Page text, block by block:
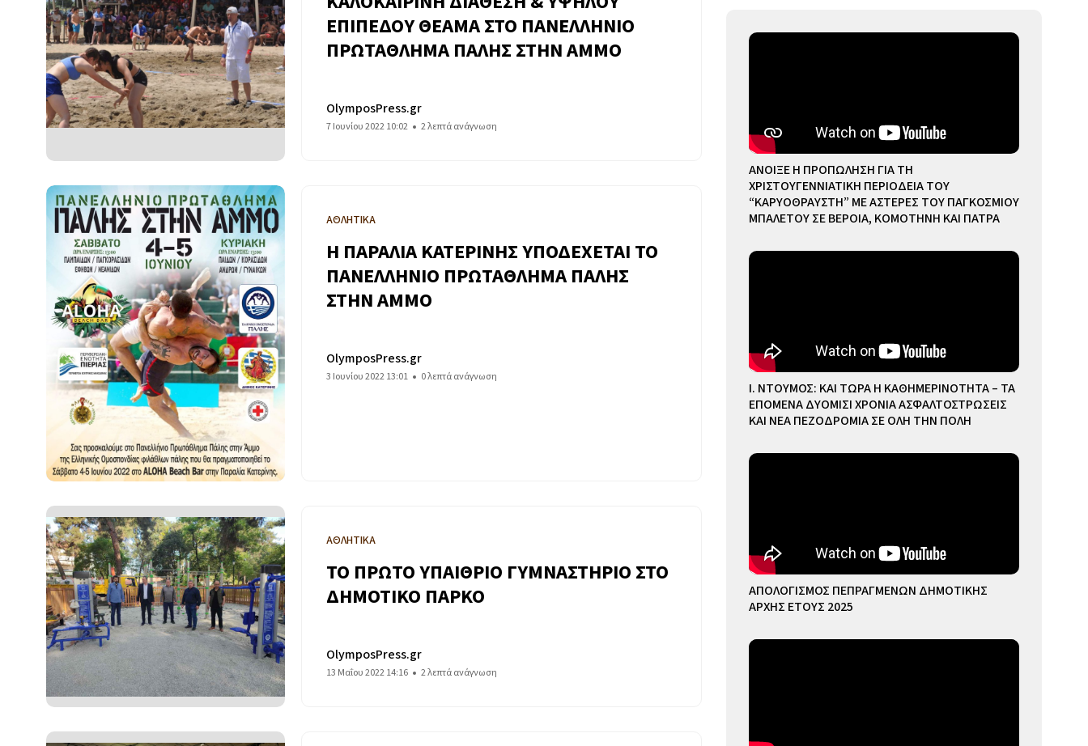
ΕΠΙΠΕΔΟΥ ΘΕΑΜΑ ΣΤΟ ΠΑΝΕΛΛΗΝΙΟ
ΠΡΩΤΑΘΛΗΜΑ ΠΑΛΗΣ ΣΤΗΝ ΑΜΜΟ
OlymposPress.gr
7 Ιουνίου 2022 10:02 2 λεπτά ανάγνωση
ΑΘΛΗΤΙΚΑ
Η ΠΑΡΑΛΙΑ ΚΑΤΕΡΙΝΗΣ ΥΠΟΔΕΧΕΤΑΙ ΤΟ
ΠΑΝΕΛΛΗΝΙΟ ΠΡΩΤΑΘΛΗΜΑ ΠΑΛΗΣ
ΣΤΗΝ ΑΜΜΟ
OlymposPress.gr
3 Ιουνίου 2022 13:01 0 λεπτά ανάγνωση
ΑΘΛΗΤΙΚΑ
ΤΟ ΠΡΩΤΟ ΥΠΑΙΘΡΙΟ ΓΥΜΝΑΣΤΗΡΙΟ ΣΤΟ
ΔΗΜΟΤΙΚΟ ΠΑΡΚΟ
OlymposPress.gr
13 Μαΐου 2022 14:16 2 λεπτά ανάγνωση
ΑΝΟΙΞΕ Η ΠΡΟΠΩΛΗΣΗ ΓΙΑ ΤΗ
ΧΡΙΣΤΟΥΓΕΝΝΙΑΤΙΚΗ ΠΕΡΙΟΔΕΙΑ ΤΟΥ
“ΚΑΡΥΟΘΡΑΥΣΤΗ” ΜΕ ΑΣΤΕΡΕΣ ΤΟΥ ΠΑΓΚΟΣΜΙΟΥ
ΜΠΑΛΕΤΟΥ ΣΕ ΒΕΡΟΙΑ, ΚΟΜΟΤΗΝΗ ΚΑΙ ΠΑΤΡΑ
Ι. ΝΤΟΥΜΟΣ: ΚΑΙ ΤΩΡΑ Η ΚΑΘΗΜΕΡΙΝΟΤΗΤΑ – ΤΑ
ΕΠΟΜΕΝΑ ΔΥΟΜΙΣΙ ΧΡΟΝΙΑ ΑΣΦΑΛΤΟΣΤΡΩΣΕΙΣ
ΚΑΙ ΝΕΑ ΠΕΖΟΔΡΟΜΙΑ ΣΕ ΟΛΗ ΤΗΝ ΠΟΛΗ
ΑΠΟΛΟΓΙΣΜΟΣ ΠΕΠΡΑΓΜΕΝΩΝ ΔΗΜΟΤΙΚΗΣ
ΑΡΧΗΣ ΕΤΟΥΣ 2025